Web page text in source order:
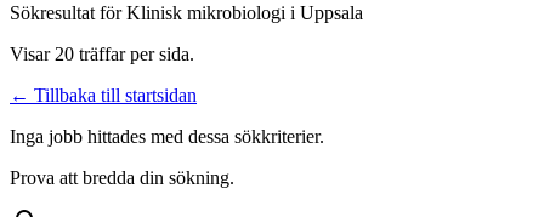
Sökresultat förKlinisk mikrobiologi i Uppsala
Visar 20 träffar per sida.
← Tillbaka till startsidan
Inga jobb hittades med dessa sökkriterier.
Prova att bredda din sökning.